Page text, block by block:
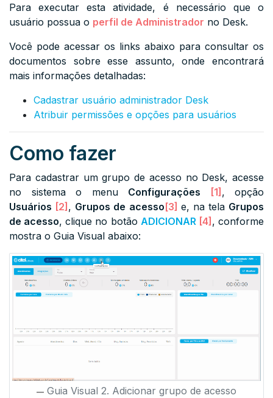
Para executar esta atividade, é necessário que o
usuário possua o perfil de Administrador no Desk.
Você pode acessar os links abaixo para consultar os
documentos sobre esse assunto, onde encontrará
mais informações detalhadas:
Cadastrar usuário administrador Desk
Atribuir permissões e opções para usuários
Como fazer
Para cadastrar um grupo de acesso no Desk, acesse
no sistema o menu Configurações [1], opção
Usuários [2], Grupos de acesso[3] e, na tela Grupos
de acesso, clique no botão ADICIONAR [4], conforme
mostra o Guia Visual abaixo:
Guia Visual 2. Adicionar grupo de acesso